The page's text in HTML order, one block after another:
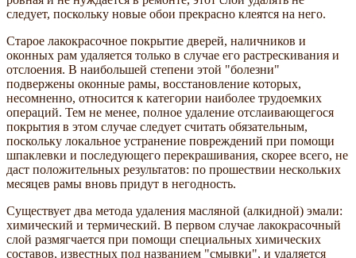
следует, поскольку новые обои прекрасно клеятся на него.
Старое лакокрасочное покрытие дверей, наличников и
оконных рам удаляется только в случае его растрескивания и
отслоения. В наибольшей степени этой "болезни"
подвержены оконные рамы, восстановление которых,
несомненно, относится к категории наиболее трудоемких
операций. Тем не менее, полное удаление отслаивающегося
покрытия в этом случае следует считать обязательным,
поскольку локальное устранение повреждений при помощи
шпаклевки и последующего перекрашивания, скорее всего, не
даст положительных результатов: по прошествии нескольких
месяцев рамы вновь придут в негодность.
Существует два метода удаления масляной (алкидной) эмали:
химический и термический. В первом случае лакокрасочный
слой размягчается при помощи специальных химических
составов, известных под названием "смывки", и удаляется